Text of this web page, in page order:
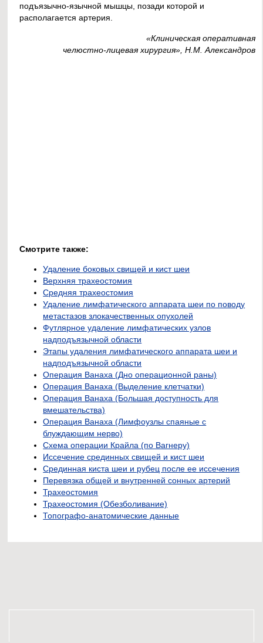
подъязычно-язычной мышцы, позади которой и
располагается артерия.
«Клиническая оперативная
челюстно-лицевая хирургия», Н.М. Александров
Смотрите также:
Удаление боковых свищей и кист шеи
Верхняя трахеостомия
Средняя трахеостомия
Удаление лимфатического аппарата шеи по поводу
метастазов злокачественных опухолей
Футлярное удаление лимфатических узлов
надподъязычной области
Этапы удаления лимфатического аппарата шеи и
надподъязычной области
Операция Ванаха (Дно операционной раны)
Операция Ванаха (Выделение клетчатки)
Операция Ванаха (Большая доступность для
вмешательства)
Операция Ванаха (Лимфоузлы спаяные с
блуждающим нерво)
Схема операции Крайла (по Вагнеру)
Иссечение срединных свищей и кист шеи
Срединная киста шеи и рубец после ее иссечения
Перевязка общей и внутренней сонных артерий
Трахеостомия
Трахеостомия (Обезболивание)
Топографо-анатомические данные